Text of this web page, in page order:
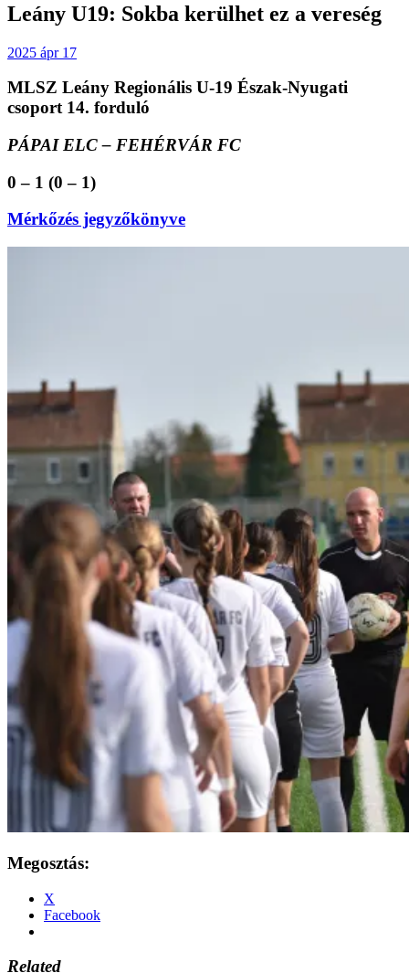
Leány U19: Sokba kerülhet ez a vereség
2025 ápr 17
MLSZ Leány Regionális U-19 Észak-Nyugati
csoport 14. forduló
PÁPAI ELC – FEHÉRVÁR FC
0 – 1 (0 – 1)
Mérkőzés jegyzőkönyve
Megosztás:
X
Facebook
Related